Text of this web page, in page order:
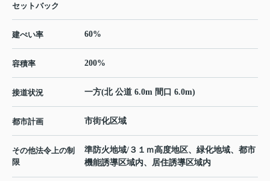
セットバック
建ぺい率 60%
容積率 200%
接道状況 一方(北 公道 6.0m 間口 6.0m)
都市計画 市街化区域
その他法令上の制
限
準防火地域/３１ｍ高度地区、緑化地域、都市
機能誘導区域内、居住誘導区域内